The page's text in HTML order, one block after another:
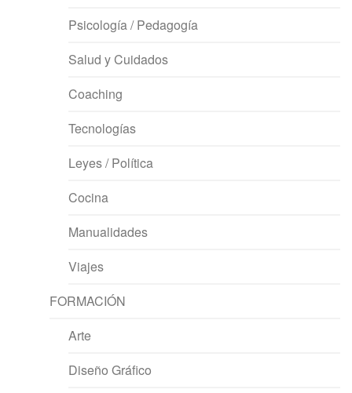
Psicología / Pedagogía
Salud y Cuidados
Coaching
Tecnologías
Leyes / Política
Cocina
Manualidades
Viajes
FORMACIÓN
Arte
Diseño Gráfico